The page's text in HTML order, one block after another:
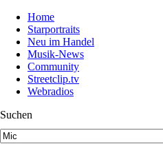
Home
Starportraits
Neu im Handel
Musik-News
Community
Streetclip.tv
Webradios
Suchen